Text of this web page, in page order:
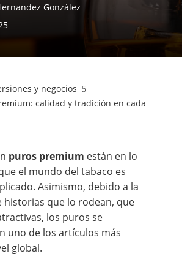
González
y negocios
calidad y tradición en cada
puros premium están en lo
el mundo del tabaco es
Asimismo, debido a la
historias que lo rodean, que
los puros se
uno de los artículos más
global.